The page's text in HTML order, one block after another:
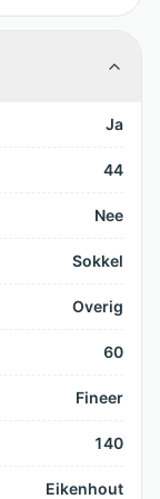
Ja
44
Nee
Sokkel
Overig
60
Fineer
140
Eikenhout